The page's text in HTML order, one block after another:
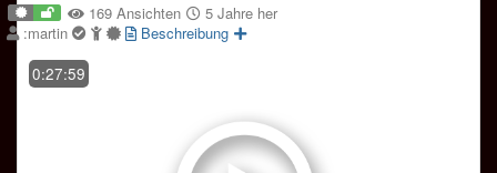
169 Ansichten
5 Jahre her
:martin
Beschreibung
0:27:59